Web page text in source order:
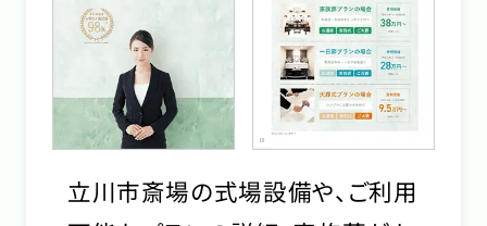
立川市斎場の式場設備や、ご利用